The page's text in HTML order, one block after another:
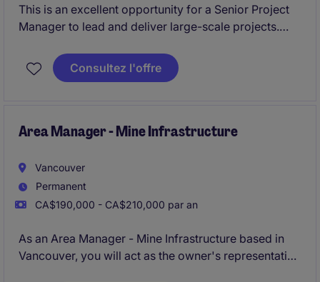
This is an excellent opportunity for a Senior Project
Manager to lead and deliver large-scale projects.
competitive compensation package and a chance to
make a significant impact in a fast-paced
Consultez l'offre
Area Manager - Mine Infrastructure
Vancouver
Permanent
CA$190,000 - CA$210,000 par an
As an Area Manager - Mine Infrastructure based in
Vancouver, you will act as the owner's representative